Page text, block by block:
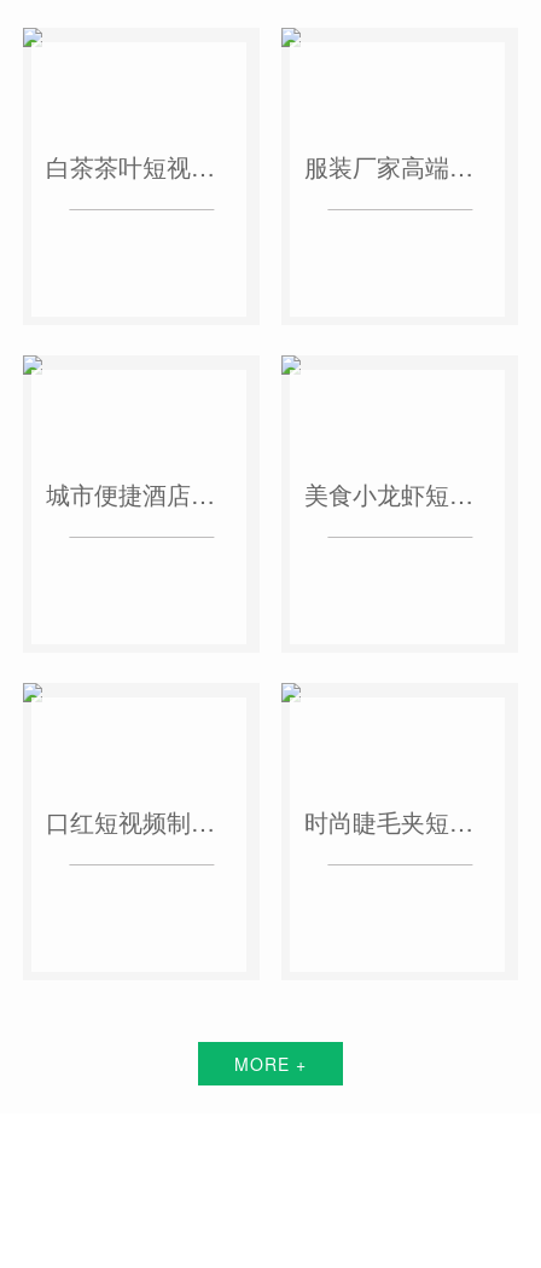
白茶茶叶短视频作品 服装厂家高端短视频作品
城市便捷酒店短视频案例 美食小龙虾短视频案例
口红短视频制作案例 时尚睫毛夹短视频案例
MORE +